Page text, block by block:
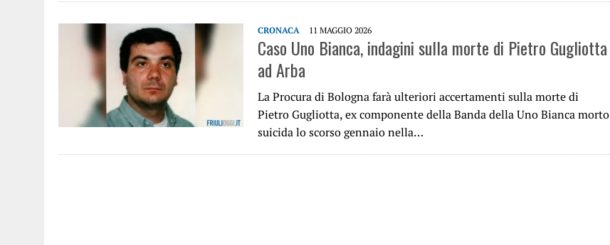
CRONACA 11 MAGGIO 2026
Caso Uno Bianca, indagini sulla morte di Pietro Gugliotta
ad Arba
La Procura di Bologna farà ulteriori accertamenti sulla morte di
Pietro Gugliotta, ex componente della Banda della Uno Bianca morto
suicida lo scorso gennaio nella…